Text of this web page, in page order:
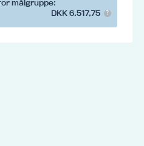
målgruppe:
DKK 6.517,75